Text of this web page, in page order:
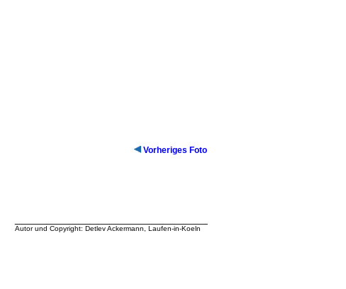
Vorheriges Foto
Autor und Copyright: Detlev Ackermann, Laufen-in-Koeln